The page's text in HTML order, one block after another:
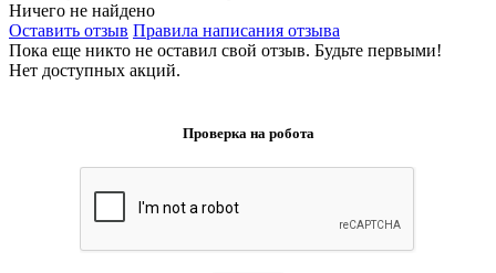
Ничего не найдено
Оставить отзыв Правила написания отзыва
Пока еще никто не оставил свой отзыв. Будьте первыми!
Нет доступных акций.
Проверка на робота